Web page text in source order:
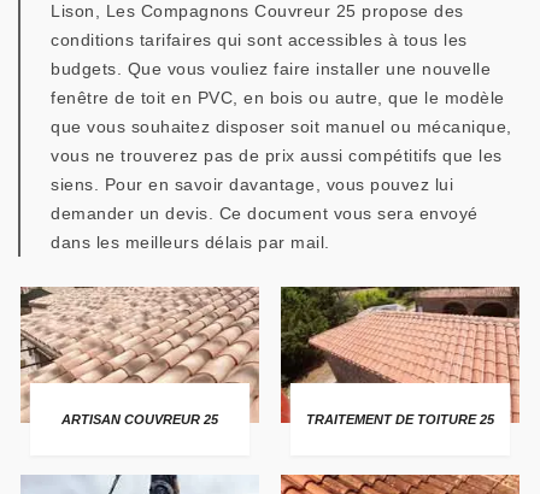
Lison, Les Compagnons Couvreur 25 propose des
conditions tarifaires qui sont accessibles à tous les
budgets. Que vous vouliez faire installer une nouvelle
fenêtre de toit en PVC, en bois ou autre, que le modèle
que vous souhaitez disposer soit manuel ou mécanique,
vous ne trouverez pas de prix aussi compétitifs que les
siens. Pour en savoir davantage, vous pouvez lui
demander un devis. Ce document vous sera envoyé
dans les meilleurs délais par mail.
ARTISAN COUVREUR 25 TRAITEMENT DE TOITURE 25